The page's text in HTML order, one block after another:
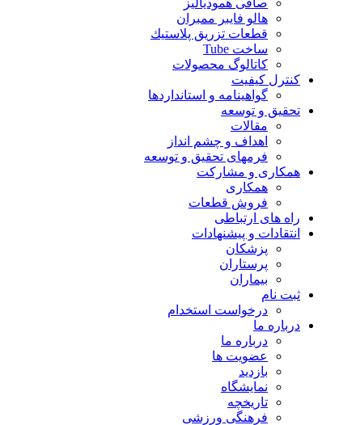
صافی همودیالیز
هالو فایبر ممبران
قطعات تزريق پلاستيك
ساخت Tube
کاتالوگ محصولات
کنترل کیفیت
گواهينامه و استانداردها
تحقيق و توسعه
مقالات
اهداف و چشم انداز
فرمهای تحقیق و توسعه
همکاری و مشارکت
همکاری
فروش قطعات
راه های ارتباطی
انتقادات و پيشنهادات
پزشكان
پرستاران
بيماران
ثبت نام
درخواست استخدام
درباره ما
درباره ما
عضویت ها
بازدید
نمایشگاه
تاريخچه
فرهنگی ورزشی